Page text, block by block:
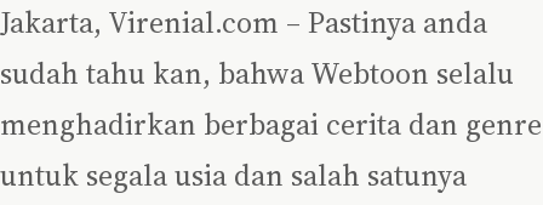
Jakarta, Virenial.com – Pastinya anda
sudah tahu kan, bahwa Webtoon selalu
menghadirkan berbagai cerita dan genre
untuk segala usia dan salah satunya